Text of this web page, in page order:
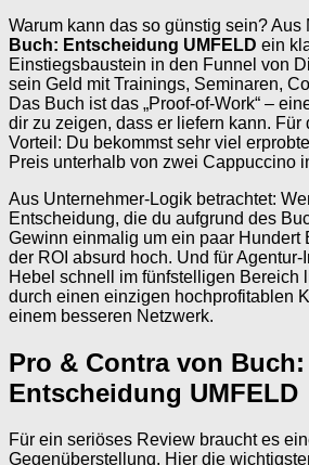
Warum kann das so günstig sein? Aus
Buch: Entscheidung UMFELD ein
Einstiegsbaustein in den Funnel von
sein Geld mit Trainings, Seminaren,
Das Buch ist das „Proof-of-Work“ –
dir zu zeigen, dass er liefern kann. Für
Vorteil: Du bekommst sehr viel
Preis unterhalb von zwei Cappuccino
Aus Unternehmer-Logik betrachtet:
Entscheidung, die du aufgrund des
Gewinn einmalig um ein paar Hundert
der ROI absurd hoch. Und für
Hebel schnell im fünfstelligen Bereich
durch einen einzigen hochprofitablen
einem besseren Netzwerk.
Pro & Contra von Buch:
Entscheidung UMFELD
Für ein seriöses Review braucht es
Gegenüberstellung. Hier die